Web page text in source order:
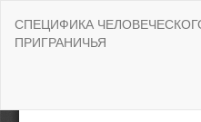
Подробностям
СПЕЦИФИКА
ПРИГРАНИЧЬЯ